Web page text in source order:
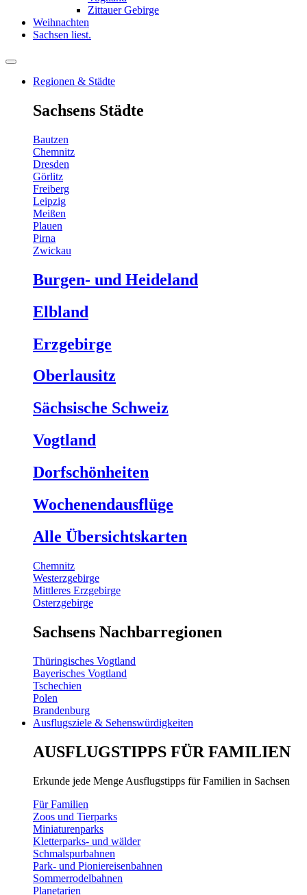
Zittauer Gebirge
Weihnachten
Sachsen liest.
Regionen & Städte
Sachsens Städte
Bautzen
Chemnitz
Dresden
Görlitz
Freiberg
Leipzig
Meißen
Plauen
Pirna
Zwickau
Burgen- und Heideland
Elbland
Erzgebirge
Oberlausitz
Sächsische Schweiz
Vogtland
Dorfschönheiten
Wochenendausflüge
Alle Übersichtskarten
Chemnitz
Westerzgebirge
Mittleres Erzgebirge
Osterzgebirge
Sachsens Nachbarregionen
Thüringisches Vogtland
Bayerisches Vogtland
Tschechien
Polen
Brandenburg
Ausflugsziele & Sehenswürdigkeiten
AUSFLUGSTIPPS FÜR FAMILIEN
Erkunde jede Menge Ausflugstipps für Familien in Sachsen
Für Familien
Zoos und Tierparks
Miniaturenparks
Kletterparks- und wälder
Schmalspurbahnen
Park- und Pioniereisenbahnen
Sommerrodelbahnen
Planetarien